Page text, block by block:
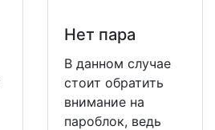
Нет пара
В данном случае
стоит обратить
внимание на
пароблок, ведь